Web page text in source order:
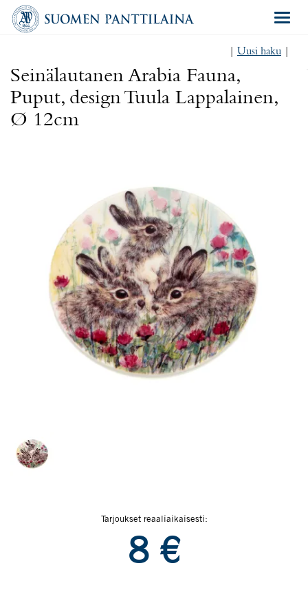
Uusi haku
Seinälautanen Arabia Fauna,
Puput, design Tuula Lappalainen,
Ø 12cm
Tarjoukset reaaliaikaisesti:
8 €